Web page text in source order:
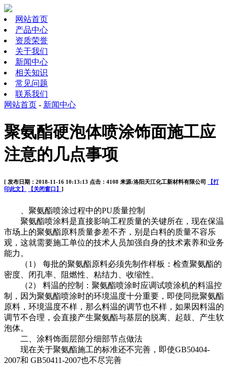
网站首页
产品中心
资质荣誉
关于我们
新闻中心
相关知识
常见问题
联系我们
网站首页 - 新闻中心
聚氨酯硬泡体喷涂饰面施工应
注意的几点事项
[ 发布日期：2018-11-16 10:13:13 点击：4108 来源:洛阳天江化工新材料有限公司
【打
印此文】
【关闭窗口】 ]
、聚氨酯喷涂过程中的PU质量控制
聚氨酯喷涂料是直接影响工程质量的关键所在，现在保温
市场上的聚氨酯原料质量参差不齐，别是白料的质量不容乐
观，这就需要施工单位的技术人员加强自身的技术素养和业务
能力。
（1） 每批的聚氨酯原料必须先制作样板：检查聚氨酯的
密度、闭孔率、阻燃性、粘结力、收缩性。
（2） 料温的控制：聚氨酯喷涂时应调试喷涂机的料温控
制，因为聚氨酯喷涂时的环境温度十分重要，即使同批聚氨酯
原料，环境温度不样，那么料温的调节也不样，如果因料温的
调节不合理，会直接产生聚氨酯与基层的脱离、起鼓、产生软
泡体。
二、涂料饰面层部分细部节点做法
现在关于聚氨酯施工的标准还不完善，即使GB50404-
2007和 GB50411-2007也不尽完善